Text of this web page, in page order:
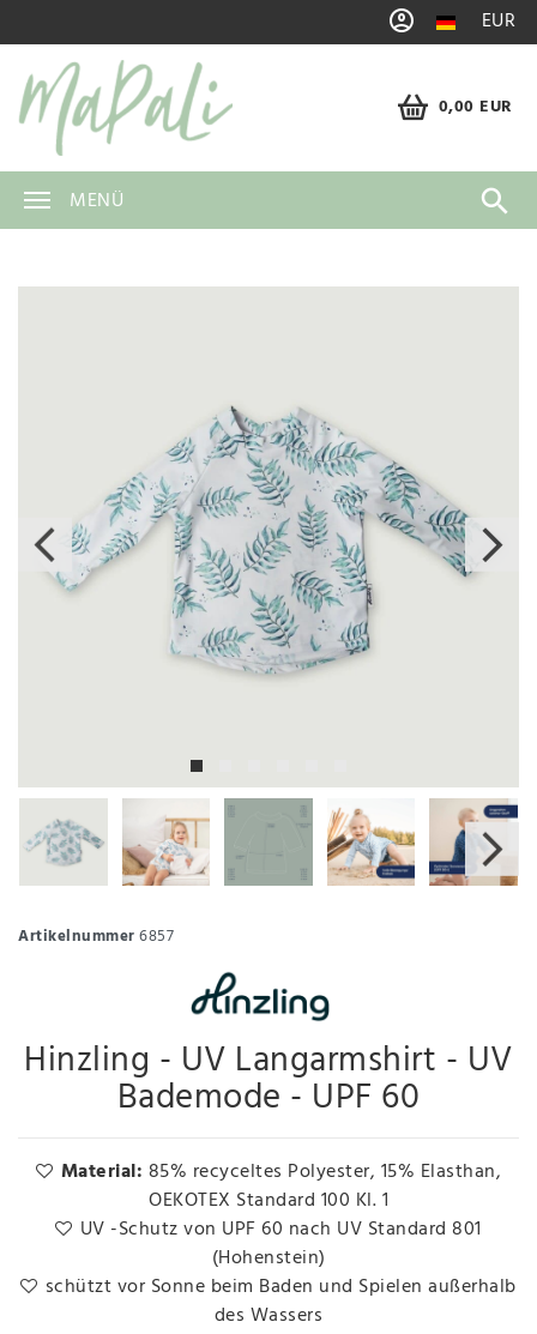
EUR
0,00 EUR
MENÜ
Artikelnummer6857
Hinzling - UV Langarmshirt - UV
Bademode - UPF 60
Material: 85% recyceltes Polyester, 15% Elasthan,
OEKOTEX Standard 100 Kl. 1
UV -Schutz von UPF 60 nach UV Standard 801
(Hohenstein)
schützt vor Sonne beim Baden und Spielen außerhalb
des Wassers